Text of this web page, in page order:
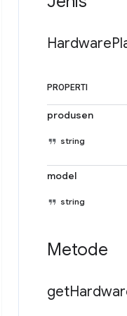
Hardware
PROPERTI
produsen
string
model
string
Metode
get